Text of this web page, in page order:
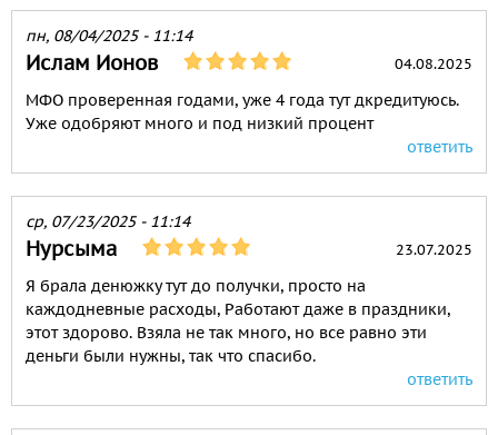
пн, 08/04/2025 - 11:14
Ислам Ионов 04.08.2025
МФО проверенная годами, уже 4 года тут дкредитуюсь.
Уже одобряют много и под низкий процент
ответить
ср, 07/23/2025 - 11:14
Нурсыма 23.07.2025
Я брала денюжку тут до получки, просто на
каждодневные расходы, Работают даже в праздники,
этот здорово. Взяла не так много, но все равно эти
деньги были нужны, так что спасибо.
ответить